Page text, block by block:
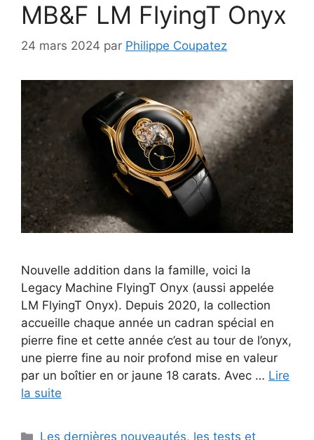
MB&F LM FlyingT Onyx
24 mars 2024 par Philippe Coupatez
Nouvelle addition dans la famille, voici la
Legacy Machine FlyingT Onyx (aussi appelée
LM FlyingT Onyx). Depuis 2020, la collection
accueille chaque année un cadran spécial en
pierre fine et cette année c’est au tour de l’onyx,
une pierre fine au noir profond mise en valeur
par un boîtier en or jaune 18 carats. Avec … Lire
la suite
Catégories
Les dernières nouveautés, les tests et